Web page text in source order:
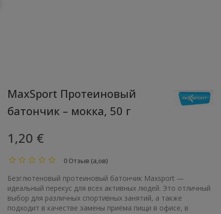
MaxSport Протеиновый
батончик – мокка, 50 г
1,20 €
0 Отзыв (а,ов)
Безглютеновый протеиновый батончик Maxsport —
идеальный перекус для всех активных людей. Это отличный
выбор для различных спортивных занятий, а также
подходит в качестве замены приёма пищи в офисе, в